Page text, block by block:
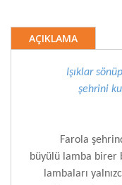
AÇIKLAMA
Işıklar
şehrini
Farola
büyülü lamba birer
lambaları